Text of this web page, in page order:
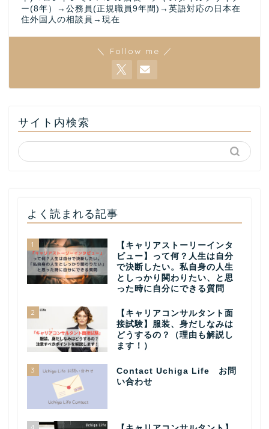
ー(8年）→公務員(正規職員9年間)→英語対応の日本在
住外国人の相談員→現在
＼ Follow me ／
サイト内検索
よく読まれる記事
1
【キャリアストーリーインタ
ビュー】って何？人生は自分
で決断したい。私自身の人生
としっかり関わりたい、と思
った時に自分にできる質問
2
【キャリアコンサルタント面
接試験】服装、身だしなみは
どうするの？（理由も解説し
ます！）
3
Contact Uchiga Life お問
い合わせ
4